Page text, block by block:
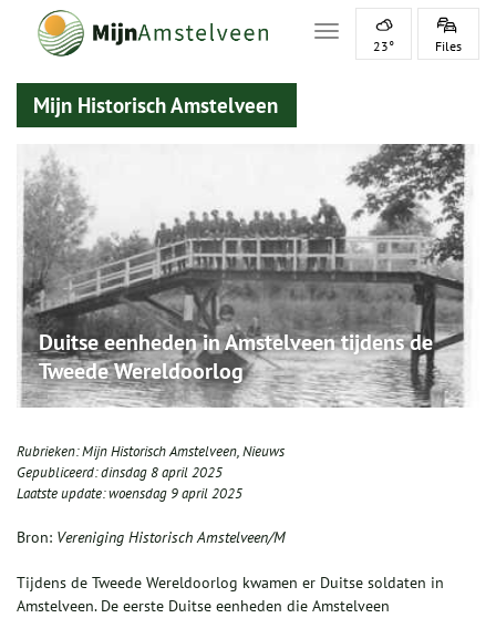
Toggle navigation
23° Files
Mijn Historisch Amstelveen
Duitse eenheden in Amstelveen tijdens de
Tweede Wereldoorlog
Rubrieken:Mijn Historisch Amstelveen,Nieuws
Gepubliceerd:dinsdag 8 april 2025
Laatste update:woensdag 9 april 2025
Bron: Vereniging Historisch Amstelveen/M
Tijdens de Tweede Wereldoorlog kwamen er Duitse soldaten in
Amstelveen. De eerste Duitse eenheden die Amstelveen